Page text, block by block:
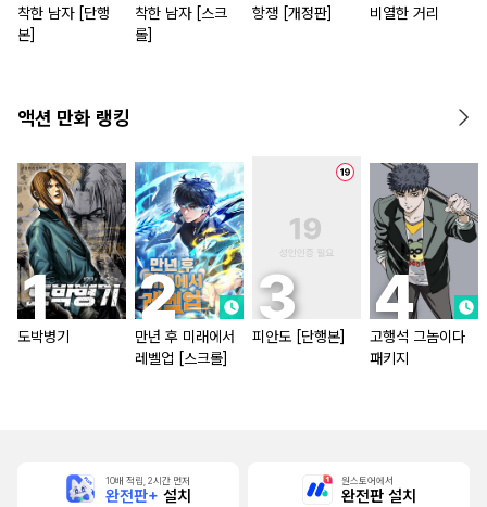
착한 남자 [단행
본]
착한 남자 [스크
롤]
항쟁 [개정판] 비열한 거리
액션 만화 랭킹
도박병기
만년 후 미래에서
레벨업 [스크롤]
피안도 [단행본]
고행석 그놈이다
패키지
10배 적립, 2시간 먼저
완전판+ 설치
원스토어에서
완전판 설치